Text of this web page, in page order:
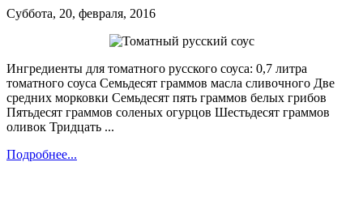
Суббота, 20, февраля, 2016
Ингредиенты для томатного русского соуса: 0,7 литра
томатного соуса Семьдесят граммов масла сливочного Две
средних морковки Семьдесят пять граммов белых грибов
Пятьдесят граммов соленых огурцов Шестьдесят граммов
оливок Тридцать ...
Подробнее...